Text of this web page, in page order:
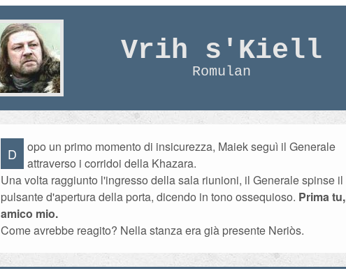
Vrih s'Kiell
Romulan
D
opo un primo momento di insicurezza, Maiek seguì il Generale
attraverso i corridoi della Khazara.
Una volta raggiunto l'ingresso della sala riunioni, il Generale spinse il
pulsante d'apertura della porta, dicendo in tono ossequioso. Prima tu,
amico mio.
Come avrebbe reagito? Nella stanza era già presente Neriòs.